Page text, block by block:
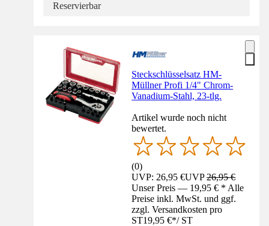
Reservierbar
Steckschlüsselsatz HM-
Müllner Profi 1/4" Chrom-
Vanadium-Stahl, 23-tlg.
Artikel wurde noch nicht
bewertet.
(0)
UVP: 26,95 €UVP26,95 €
Unser Preis — 19,95 € * Alle
Preise inkl. MwSt. und ggf.
zzgl. Versandkosten pro
ST19,95 €*/ ST